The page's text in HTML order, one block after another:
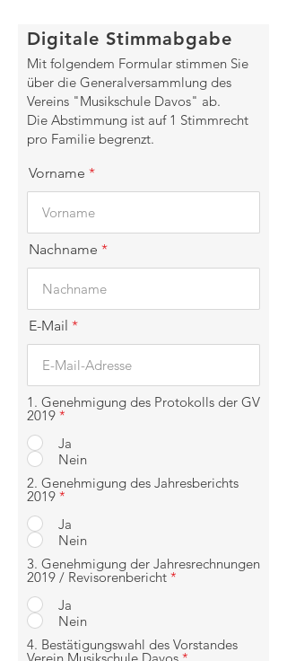
Digitale Stimmabgabe
Mit folgendem Formular stimmen Sie
über die Generalversammlung des
Vereins "Musikschule Davos" ab.
Die Abstimmung ist auf 1 Stimmrecht
pro Familie begrenzt.
Vorname
Nachname
E-Mail
1. Genehmigung des Protokolls der GV
2019 *
Ja
Nein
2. Genehmigung des Jahresberichts
2019 *
Ja
Nein
3. Genehmigung der Jahresrechnungen
2019 / Revisorenbericht *
Ja
Nein
4. Bestätigungswahl des Vorstandes